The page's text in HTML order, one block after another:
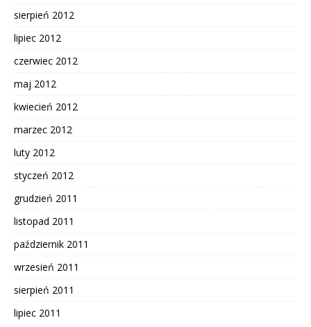
sierpień 2012
lipiec 2012
czerwiec 2012
maj 2012
kwiecień 2012
marzec 2012
luty 2012
styczeń 2012
grudzień 2011
listopad 2011
październik 2011
wrzesień 2011
sierpień 2011
lipiec 2011